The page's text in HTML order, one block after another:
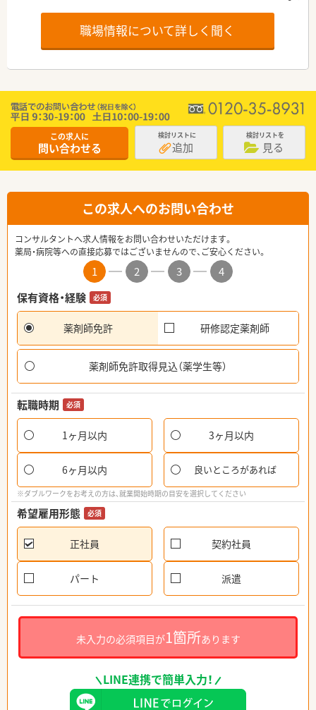
職場情報について詳しく聞く
この求人に
問い合わせる
検討リストに
追加
検討リストを
見る
この求人へのお問い合わせ
コンサルタントへ求人情報をお問い合わせいただけます。
薬局・病院等への直接応募ではございませんので、ご安心ください。
1 2 3
4
保有資格・経験
必須
薬剤師免許 研修認定薬剤師
薬剤師免許取得見込（薬学生等）
転職時期 必須
1ヶ月以内 3ヶ月以内
6ヶ月以内 良いところがあれば
※ダブルワークをお考えの方は、就業開始時期の目安を選択してください
希望雇用形態 必須
正社員 契約社員
パート 派遣
未入力の必須項目が1箇所あります
LINE連携で簡単入力！